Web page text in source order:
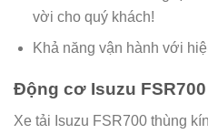
vời cho quý khách!
Khả năng vận hành với
Động cơ Isuzu
Xe tải Isuzu FSR700 thùng